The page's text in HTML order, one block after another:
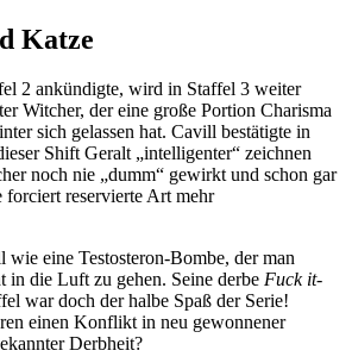
Katze
2 ankündigte, wird in Staffel 3 weiter
Witcher, der eine große Portion Charisma
sich gelassen hat. Cavill bestätigte in
Shift Geralt „intelligenter“ zeichnen
noch nie „dumm“ gewirkt und schon gar
reservierte Art mehr
wie eine Testosteron-Bombe, der man
in die Luft zu gehen. Seine derbe Fuck it-
war doch der halbe Spaß der Serie!
einen Konflikt in neu gewonnener
Derbheit?